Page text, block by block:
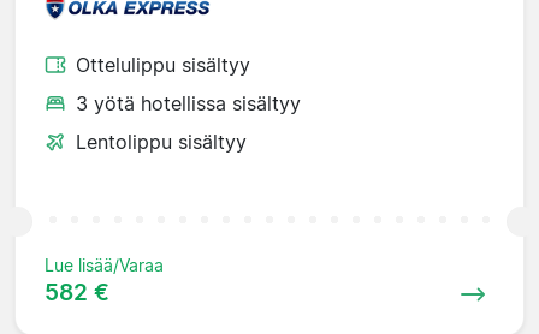
Ottelulippu sisältyy
3 yötä hotellissa sisältyy
Lentolippu sisältyy
Lue lisää/Varaa
582 €